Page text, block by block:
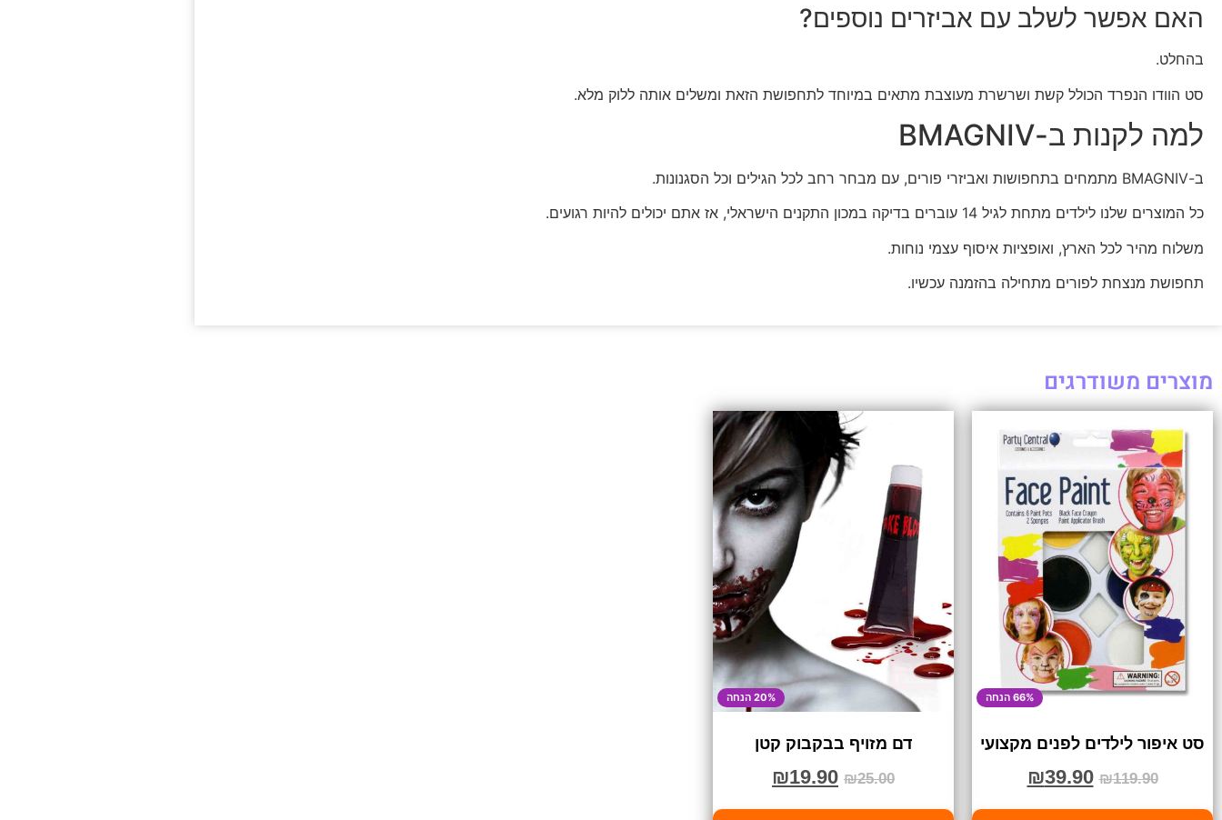
האם אפשר לשלב עם אביזרים נוספים?
בהחלט.
סט הוודו הנפרד הכולל קשת ושרשרת מעוצבת מתאים במיוחד לתחפושת הזאת ומשלים אותה ללוק מלא.
למה לקנות ב-BMAGNIV
ב-BMAGNIV מתמחים בתחפושות ואביזרי פורים, עם מבחר רחב לכל הגילים וכל הסגנונות.
כל המוצרים שלנו לילדים מתחת לגיל 14 עוברים בדיקה במכון התקנים הישראלי, אז אתם יכולים להיות רגועים.
משלוח מהיר לכל הארץ, ואופציות איסוף עצמי נוחות.
תחפושת מנצחת לפורים מתחילה בהזמנה עכשיו.
מוצרים משודרגים
66% הנחה
סט איפור לילדים לפנים מקצועי
₪119.90
₪39.90
20% הנחה
דם מזויף בבקבוק קטן
₪25.00
₪19.90